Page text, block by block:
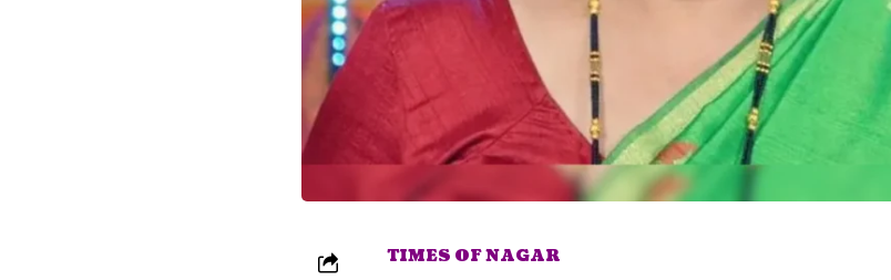
TIMES OF NAGAR